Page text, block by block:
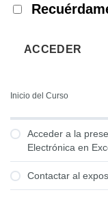
ACCEDER
Inicio del Curso
Acceder a la
Electrónica en
Contactar al